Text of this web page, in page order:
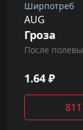
Ширпотреб
AUG
Гроза
После
1.64 ₽